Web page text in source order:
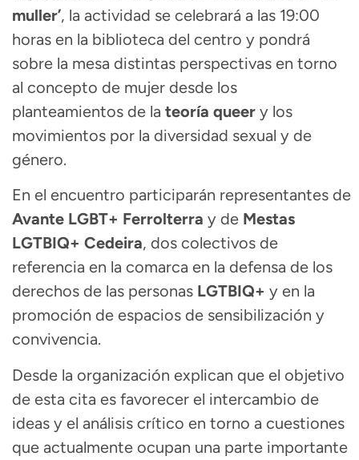
muller’, la actividad se celebrará a las 19:00
horas en la biblioteca del centro y pondrá
sobre la mesa distintas perspectivas en torno
al concepto de mujer desde los
planteamientos de la teoría queer y los
movimientos por la diversidad sexual y de
género.
En el encuentro participarán representantes de
Avante LGBT+ Ferrolterra y de Mestas
LGTBIQ+ Cedeira, dos colectivos de
referencia en la comarca en la defensa de los
derechos de las personas LGTBIQ+ y en la
promoción de espacios de sensibilización y
convivencia.
Desde la organización explican que el objetivo
de esta cita es favorecer el intercambio de
ideas y el análisis crítico en torno a cuestiones
que actualmente ocupan una parte importante